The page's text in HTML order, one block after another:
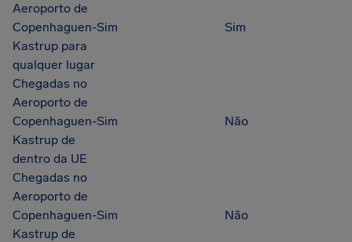
Aeroporto de
Copenhaguen-
Kastrup para
qualquer lugar
Sim Sim
Chegadas no
Aeroporto de
Copenhaguen-
Kastrup de
dentro da UE
Sim Não
Chegadas no
Aeroporto de
Copenhaguen-
Kastrup de
Sim Não